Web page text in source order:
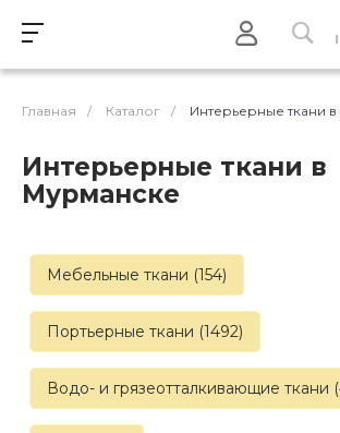
Главная / Каталог / Интерьерные ткани
Интерьерные ткани в
Мурманске
Мебельные ткани (154)
Портьерные ткани (1492)
Водо- и грязеотталкивающие ткани